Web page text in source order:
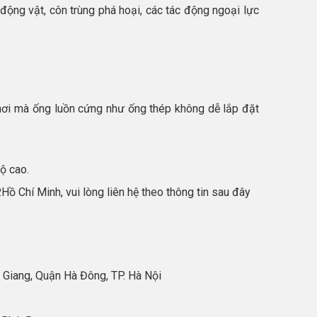
vật, côn trùng phá hoại, các tác động ngoại lực
mà ống luồn cứng như ống thép không dễ lắp đặt
cao.
Chí Minh, vui lòng liên hệ theo thông tin sau đây
Quận Hà Đông, TP. Hà Nội